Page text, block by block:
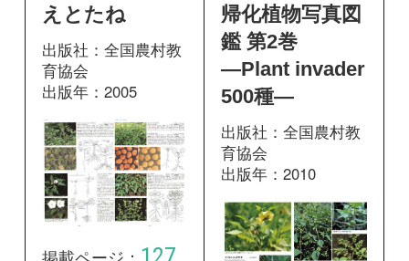
図鑑を開く 掲載ページ：209ペ
図鑑を開く
増補改訂 日本
帰化植物写真図
鑑 第2巻
―Plant invader
500種―
野に咲く花 増
補改訂新版
出版社：山と溪谷社
出版年：2013